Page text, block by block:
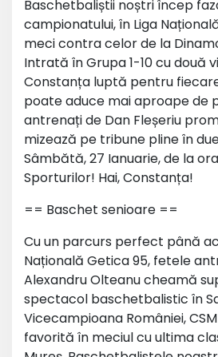
Baschetbaliștii noștri încep
campionatului, în Liga
meci contra celor de la
Intrată în Grupa 1-10 cu două
Constanța luptă pentru
poate aduce mai aproape de
antrenați de Dan Fleșeriu
mizează pe tribune pline în
Sâmbătă, 27 Ianuarie, de la ora
Sporturilor! Hai, Constanța!
== Baschet senioare ==
Cu un parcurs perfect până
Națională Getica 95, fetele
Alexandru Olteanu cheamă
spectacol baschetbalistic în
Vicecampioana României,
favorită în meciul cu ultima